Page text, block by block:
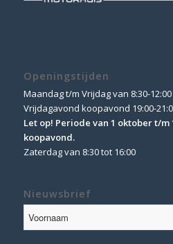
Openingstijden
Maandag t/m Vrijdag van 8:30-
Vrijdagavond koopavond 19:00-
Let op! Periode van 1 oktober t/
koopavond.
Zaterdag van 8:30 tot 16:00
Nieuwsbrief